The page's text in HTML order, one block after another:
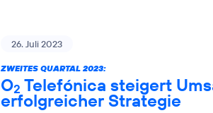
26. Juli 2023
ZWEITES QUARTAL 2023:
O2 Telefónica steigert
erfolgreicher Strategie